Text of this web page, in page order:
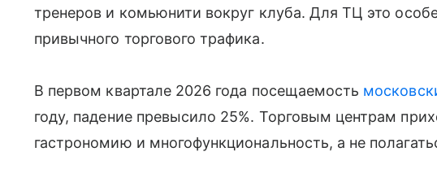
тренеров и комьюнити вокруг клуба. Для ТЦ это
привычного торгового трафика.
В первом квартале 2026 года посещаемость
году, падение превысило 25%. Торговым центрам
гастрономию и многофункциональность, а не